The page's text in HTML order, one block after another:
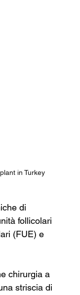
in Turkey
di
follicolari
(FUE) e
chirurgia a
striscia di